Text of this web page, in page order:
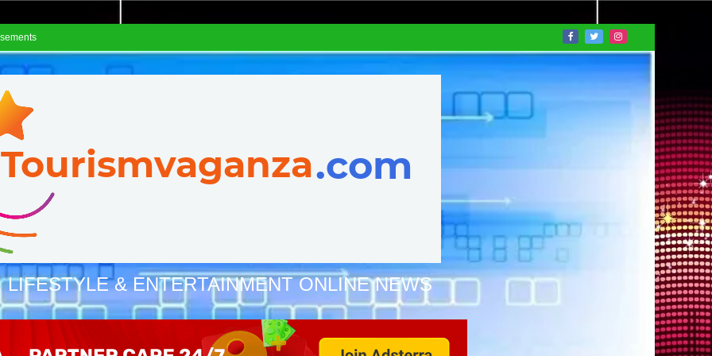
LIFESTYLE & ENTERTAINMENT ONLINE NEWS